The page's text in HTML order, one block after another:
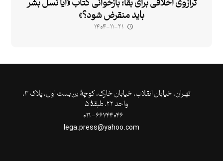
ترازوی اخلاقی برای بقا؛ بازخوانی کتاب «آیا نسل بشر
باید منقرض شود؟»
۱۴۰۴-۱۱-۲۱
تهـران،‌ خیابان انقلاب، خیابان خارک، کوچۀ بن‌بست اول، پلاک ۳،
واحد ۲۲، طبقۀ ۵